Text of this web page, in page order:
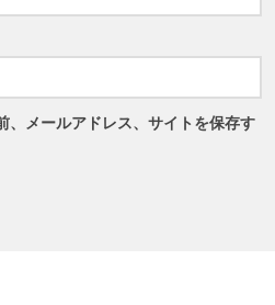
、メールアドレス、サイトを保存す